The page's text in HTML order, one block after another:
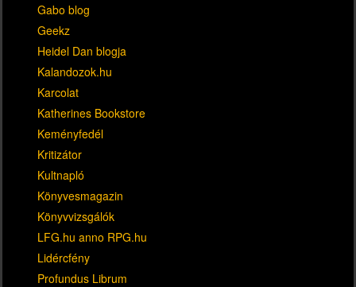
Gabo blog
Geekz
Heidel Dan blogja
Kalandozok.hu
Karcolat
Katherines Bookstore
Keményfedél
Kritizátor
Kultnapló
Könyvesmagazin
Könyvvizsgálók
LFG.hu anno RPG.hu
Lidércfény
Profundus Librum